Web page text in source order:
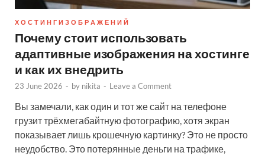
Х О С Т И Н Г И З О Б Р А Ж Е Н И Й
Почему стоит использовать
адаптивные изображения на хостинге
и как их внедрить
23 June 2026 - by nikita - Leave a Comment
Вы замечали, как один и тот же сайт на телефоне
грузит трёхмегабайтную фотографию, хотя экран
показывает лишь крошечную картинку? Это не просто
неудобство. Это потерянные деньги на трафике,